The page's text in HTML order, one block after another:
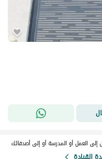
العمل أو المدرسة أو إلى أصدقائك